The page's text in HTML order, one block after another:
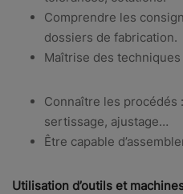
Comprendre les
dossiers de fabrication.
Maîtrise des techniques
Connaître les procédés
sertissage, ajustage…
Être capable
Utilisation d’outils et